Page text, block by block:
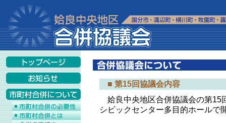
■ 第15回協議会内容
姶良中央地区合併協議会の第15
シビックセンター多目的ホールで